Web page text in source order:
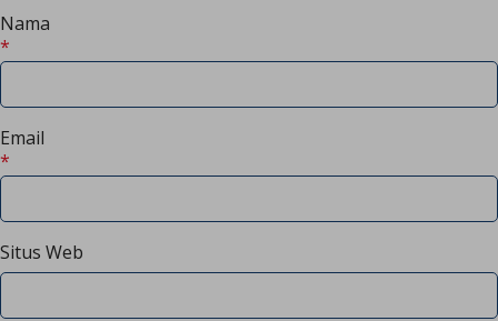
Nama
*
Email
*
Situs Web